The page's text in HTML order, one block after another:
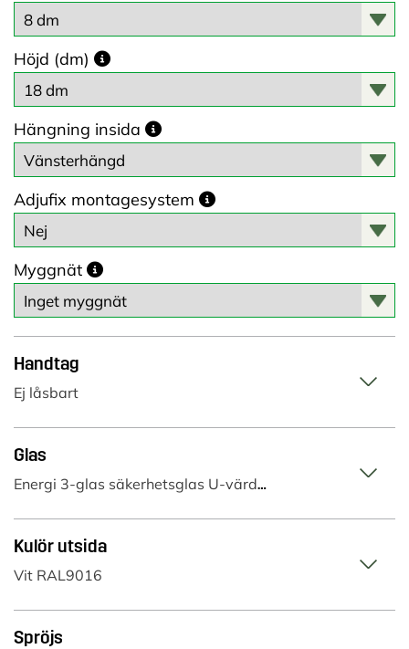
Höjd (dm)
Hängning insida
Adjufix montagesystem
Myggnät
Handtag
Ej låsbart
Glas
Energi 3-glas säkerhetsglas U-värde 0.75
Kulör utsida
Vit RAL9016
Spröjs